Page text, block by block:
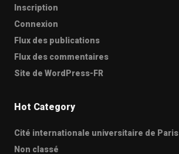
Inscription
Connexion
Flux des publications
Flux des commentaires
Site de WordPress-FR
Hot Category
Cité internationale universitaire de Paris
Non classé